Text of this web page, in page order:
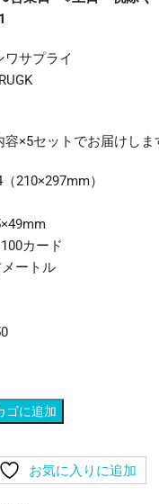
ワサプライ
×5セットでお届けしま
210×297mm）
カード
ートル
ゴに追加
お気に入りに追加